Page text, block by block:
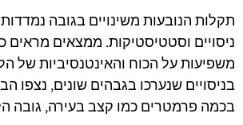
תקלות הנובעות משינויים בגובה
ניסויים וסטטיסטיקות. ממצאים מראים
משפיעות על הכוח והאינטנסיביות של
בניסויים שנערכו בגבהים שונים, נצפו
בכמה פרמטרים כמו קצב בעירה, גובה